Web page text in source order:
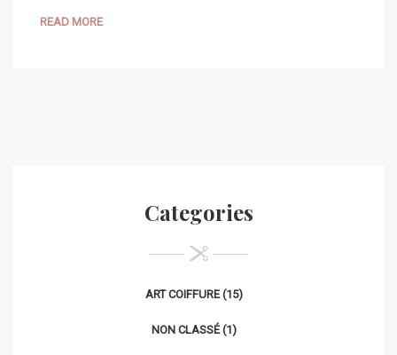
READ MORE
Categories
ART COIFFURE(15)
NON CLASSÉ(1)